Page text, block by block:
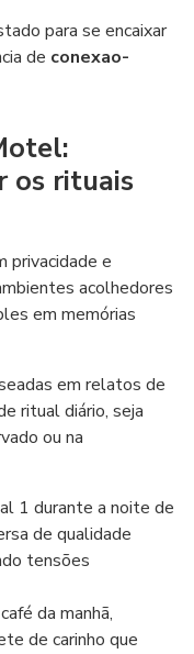
para se encaixar
de conexao-
os rituais
privacidade e
acolhedores
em memórias
em relatos de
ritual diário, seja
ou na
1 durante a noite de
de qualidade
tensões
da manhã,
de carinho que